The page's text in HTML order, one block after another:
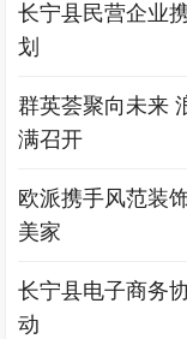
长宁县民营企业
划
群英荟聚向未来
满召开
欧派携手风范装
美家
长宁县电子商务
动